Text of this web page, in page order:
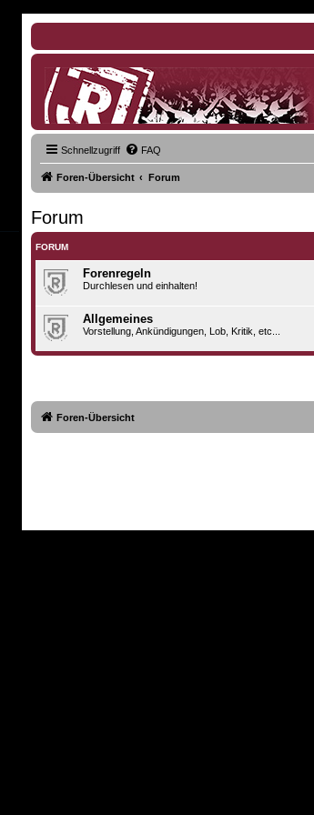
Schnellzugriff FAQ
Foren-Übersicht Forum
Forum
FORUM
Forenregeln
Durchlesen und einhalten!
Allgemeines
Vorstellung, Ankündigungen, Lob, Kritik, etc...
Foren-Übersicht